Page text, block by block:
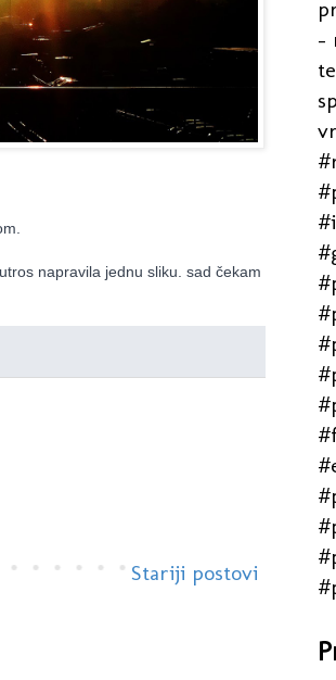
napravila jednu sliku. sad čekam
Stariji postovi
-